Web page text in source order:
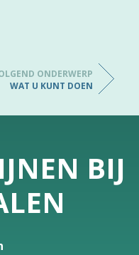
ONDERWERP
WAT U KUNT DOEN
BIJ